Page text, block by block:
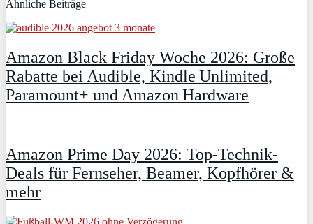
Ähnliche Beiträge
Amazon Black Friday Woche 2026: Große
Rabatte bei Audible, Kindle Unlimited,
Paramount+ und Amazon Hardware
Amazon Prime Day 2026: Top-Technik-
Deals für Fernseher, Beamer, Kopfhörer &
mehr